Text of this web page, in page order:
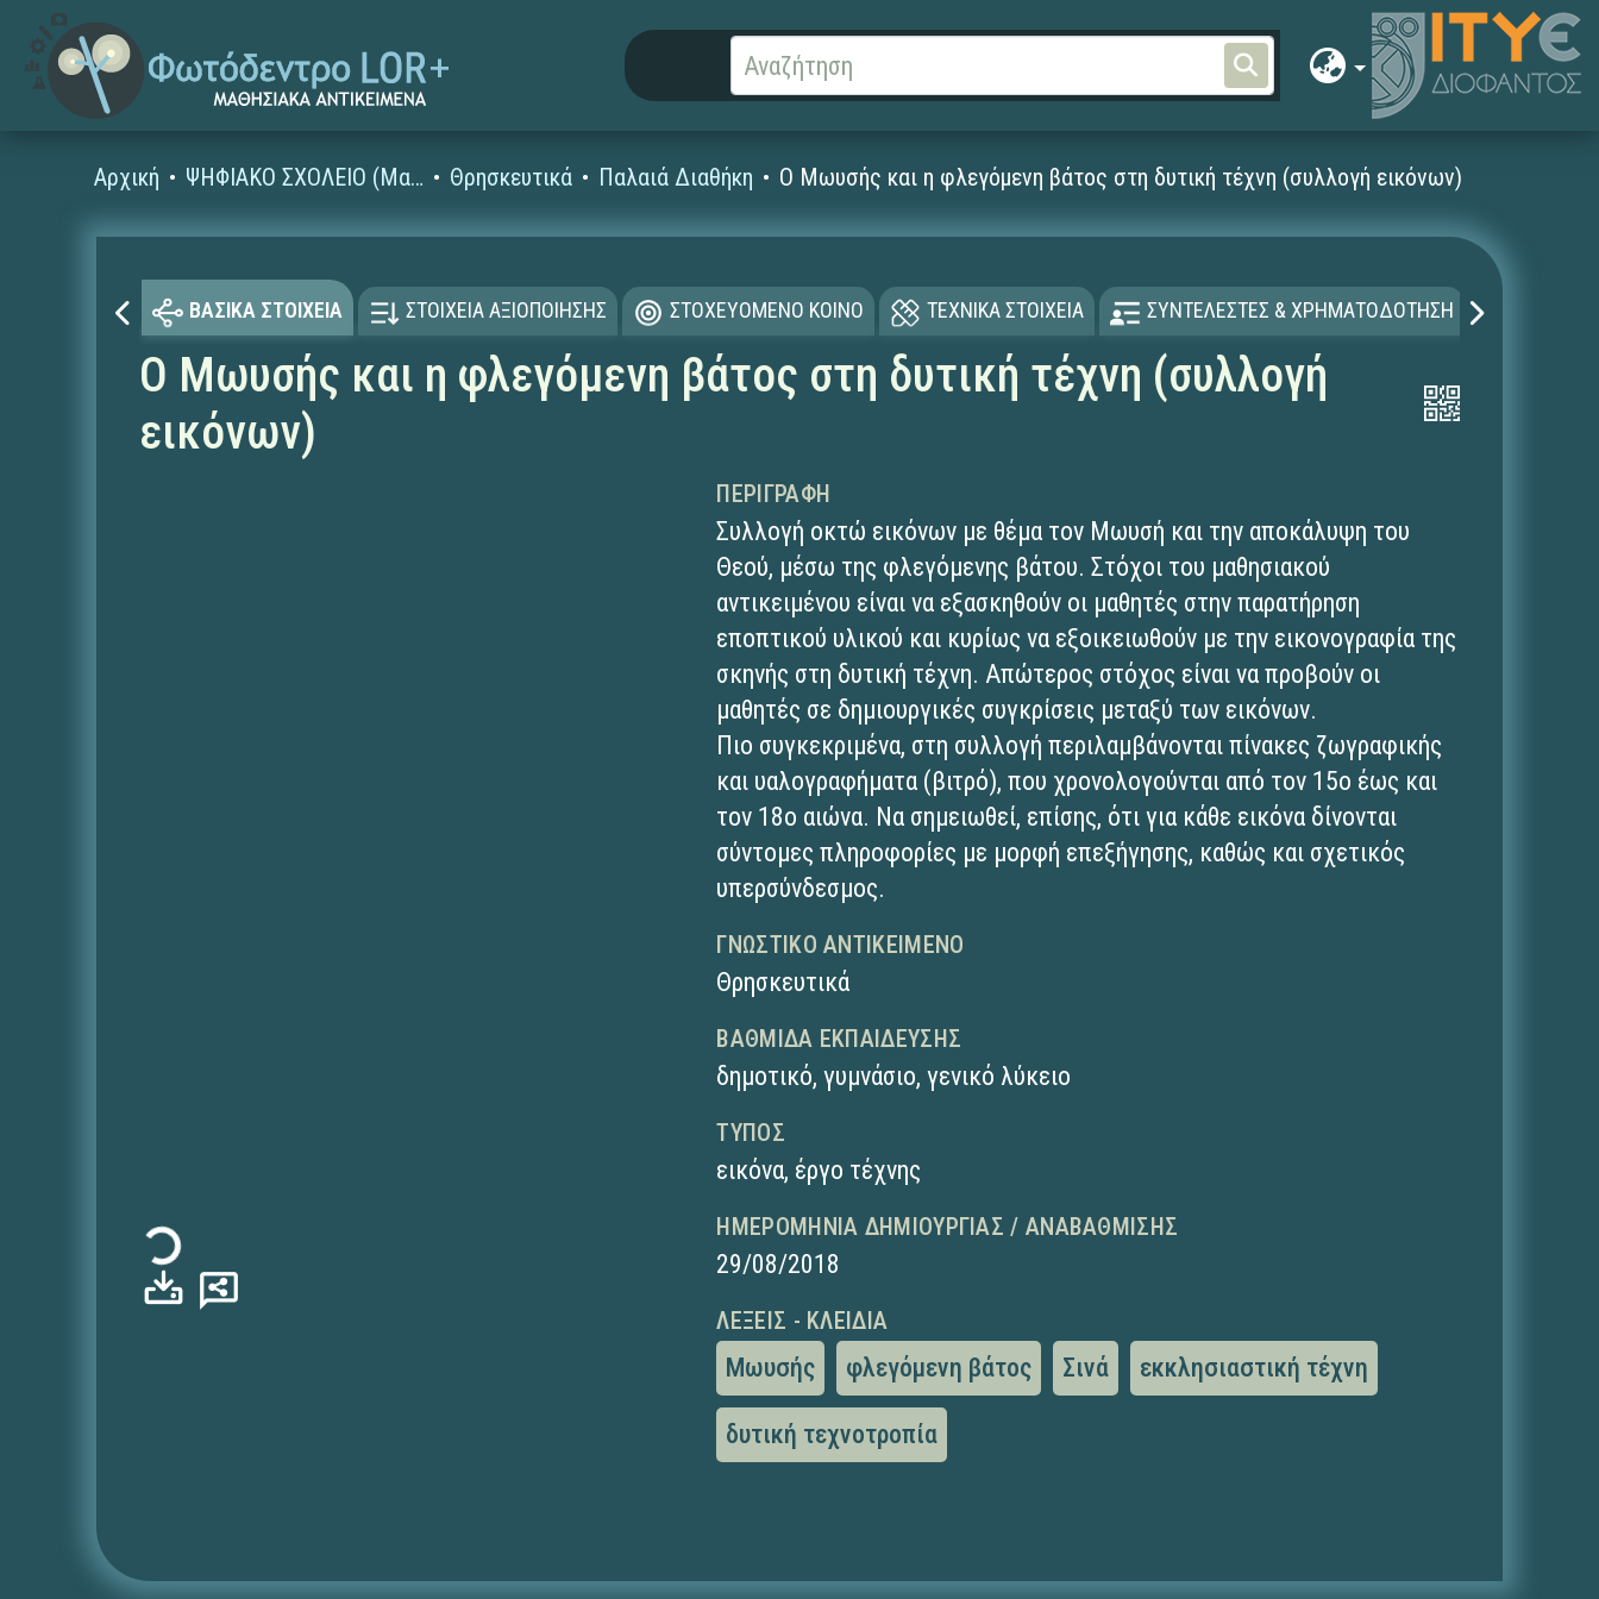
Αρχική ΨΗΦΙΑΚΟ ΣΧΟΛΕΙΟ (Μαθησιακά Αντικείμενα) Θρησκευτικά Παλαιά Διαθήκη Ο Μωυσής και η φλεγόμενη βάτος στη δυτική τέχνη (συλλογή εικόνων)
ΒΑΣΙΚΑ ΣΤΟΙΧΕΙΑ ΣΤΟΙΧΕΙΑ ΑΞΙΟΠΟΙΗΣΗΣ ΣΤΟΧΕΥΟΜΕΝΟ ΚΟΙΝΟ ΤΕΧΝΙΚΑ ΣΤΟΙΧΕΙΑ ΣΥΝΤΕΛΕΣΤΕΣ & ΧΡΗΜΑΤΟΔΟΤΗΣΗ
Ο Μωυσής και η φλεγόμενη βάτος στη δυτική τέχνη (συλλογή
εικόνων)
Φόρτωση...
ΠΕΡΙΓΡΑΦΉ
Συλλογή οκτώ εικόνων με θέμα τον Μωυσή και την αποκάλυψη του
Θεού, μέσω της φλεγόμενης βάτου. Στόχοι του μαθησιακού
αντικειμένου είναι να εξασκηθούν οι μαθητές στην παρατήρηση
εποπτικού υλικού και κυρίως να εξοικειωθούν με την εικονογραφία της
σκηνής στη δυτική τέχνη. Απώτερος στόχος είναι να προβούν οι
μαθητές σε δημιουργικές συγκρίσεις μεταξύ των εικόνων.
Πιο συγκεκριμένα, στη συλλογή περιλαμβάνονται πίνακες ζωγραφικής
και υαλογραφήματα (βιτρό), που χρονολογούνται από τον 15ο έως και
τον 18ο αιώνα. Να σημειωθεί, επίσης, ότι για κάθε εικόνα δίνονται
σύντομες πληροφορίες με μορφή επεξήγησης, καθώς και σχετικός
υπερσύνδεσμος.
ΓΝΩΣΤΙΚΌ ΑΝΤΙΚΕΊΜΕΝΟ
Θρησκευτικά
ΒΑΘΜΊΔΑ ΕΚΠΑΊΔΕΥΣΗΣ
δημοτικό,γυμνάσιο,γενικό λύκειο
ΤΎΠΟΣ
εικόνα, έργο τέχνης
ΗΜΕΡΟΜΗΝΊΑ ΔΗΜΙΟΥΡΓΊΑΣ / ΑΝΑΒΆΘΜΙΣΗΣ
29/08/2018
ΛΈΞΕΙΣ - ΚΛΕΙΔΙΆ
Μωυσής φλεγόμενη βάτος Σινά εκκλησιαστική τέχνη
δυτική τεχνοτροπία